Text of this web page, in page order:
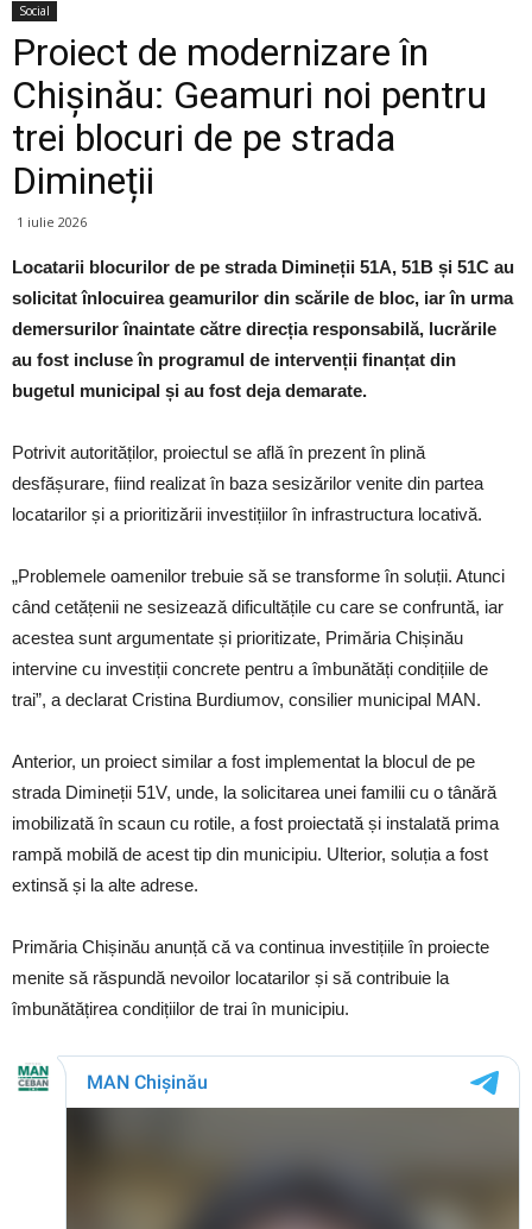
Social
Proiect de modernizare în
Chișinău: Geamuri noi pentru
trei blocuri de pe strada
Dimineții
1 iulie 2026
Locatarii blocurilor de pe strada Dimineții 51A, 51B și 51C au
solicitat înlocuirea geamurilor din scările de bloc, iar în urma
demersurilor înaintate către direcția responsabilă, lucrările
au fost incluse în programul de intervenții finanțat din
bugetul municipal și au fost deja demarate.
Potrivit autorităților, proiectul se află în prezent în plină
desfășurare, fiind realizat în baza sesizărilor venite din partea
locatarilor și a prioritizării investițiilor în infrastructura locativă.
„Problemele oamenilor trebuie să se transforme în soluții. Atunci
când cetățenii ne sesizează dificultățile cu care se confruntă, iar
acestea sunt argumentate și prioritizate, Primăria Chișinău
intervine cu investiții concrete pentru a îmbunătăți condițiile de
trai”, a declarat Cristina Burdiumov, consilier municipal MAN.
Anterior, un proiect similar a fost implementat la blocul de pe
strada Dimineții 51V, unde, la solicitarea unei familii cu o tânără
imobilizată în scaun cu rotile, a fost proiectată și instalată prima
rampă mobilă de acest tip din municipiu. Ulterior, soluția a fost
extinsă și la alte adrese.
Primăria Chișinău anunță că va continua investițiile în proiecte
menite să răspundă nevoilor locatarilor și să contribuie la
îmbunătățirea condițiilor de trai în municipiu.